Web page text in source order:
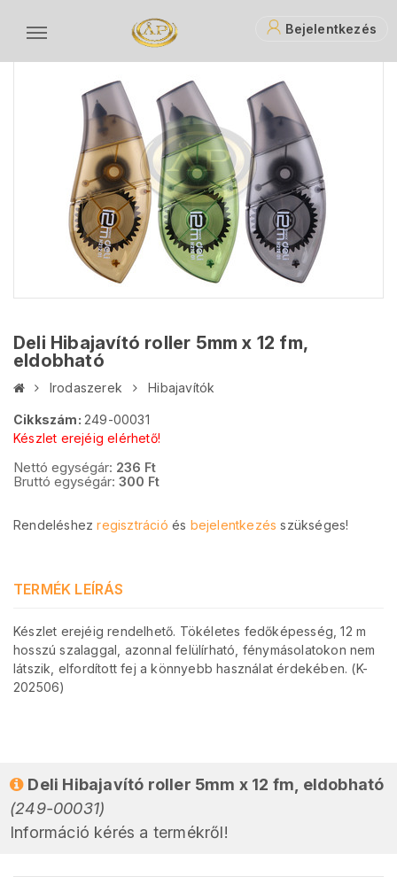
Bejelentkezés
Deli Hibajavító roller 5mm x 12 fm,
eldobható
Irodaszerek Hibajavítók
Cikkszám: 249-00031
Készlet erejéig elérhető!
Nettó egységár: 236 Ft
Bruttó egységár: 300 Ft
Rendeléshezregisztráció és bejelentkezés szükséges!
TERMÉK LEÍRÁS
Készlet erejéig rendelhető. Tökéletes fedőképesség, 12 m
hosszú szalaggal, azonnal felülírható, fénymásolatokon nem
látszik, elfordított fej a könnyebb használat érdekében. (K-
202506)
Deli Hibajavító roller 5mm x 12 fm, eldobható
(249-00031)
Információ kérés a termékről!